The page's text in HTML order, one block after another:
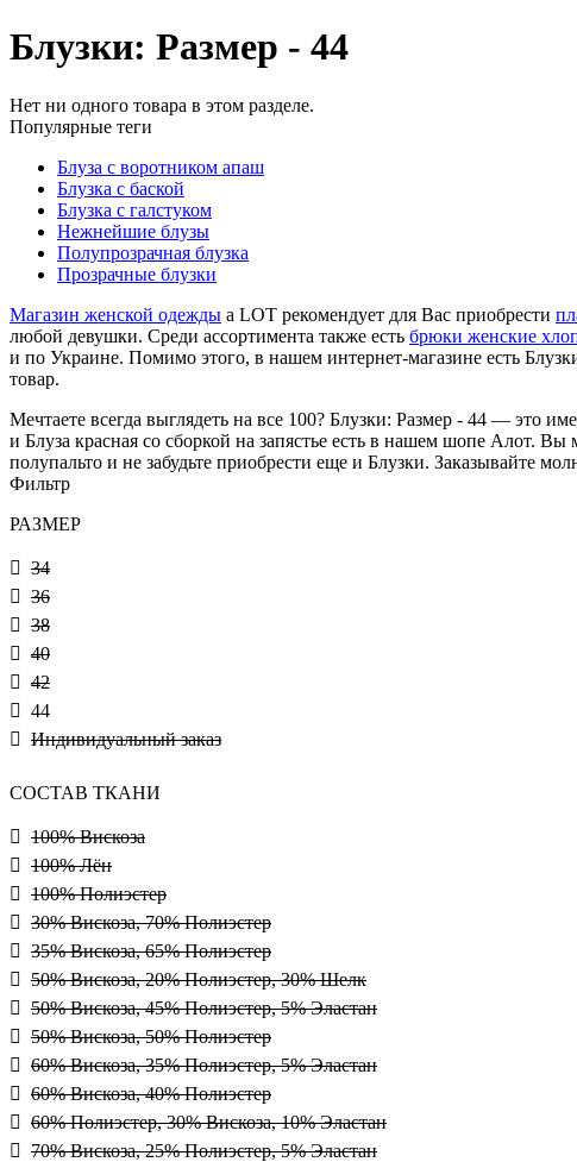
Блузки: Размер - 44
Нет ни одного товара в этом разделе.
Популярные теги
Блуза с воротником апаш
Блузка с баской
Блузка с галстуком
Нежнейшие блузы
Полупрозрачная блузка
Прозрачные блузки
Магазин женской одежды a LOT рекомендует для Вас приобрести
любой девушки. Среди ассортимента также есть брюки женские
и по Украине. Помимо этого, в нашем интернет-магазине есть
товар.
Мечтаете всегда выглядеть на все 100? Блузки: Размер - 44 — это
и Блуза красная со сборкой на запястье есть в нашем шопе Алот.
полупальто и не забудьте приобрести еще и Блузки. Заказывайте
Фильтр
РАЗМЕР
34
36
38
40
42
44
Индивидуальный заказ
СОСТАВ ТКАНИ
100% Вискоза
100% Лён
100% Полиэстер
30% Вискоза, 70% Полиэстер
35% Вискоза, 65% Полиэстер
50% Вискоза, 20% Полиэстер, 30% Шелк
50% Вискоза, 45% Полиэстер, 5% Эластан
50% Вискоза, 50% Полиэстер
60% Вискоза, 35% Полиэстер, 5% Эластан
60% Вискоза, 40% Полиэстер
60% Полиэстер, 30% Вискоза, 10% Эластан
70% Вискоза, 25% Полиэстер, 5% Эластан